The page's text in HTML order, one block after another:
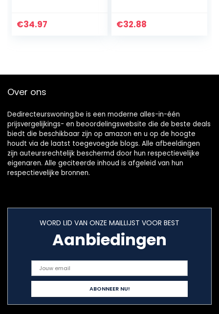
Huisstofmijtdichte
€34.97 €32.88
Over ons
Dedirecteurswoning.be is een moderne alles-in-één
prijsvergelijkings- en beoordelingswebsite die de beste deals
biedt die beschikbaar zijn op amazon en u op de hoogte
houdt via de laatst toegevoegde blogs. Alle afbeeldingen
zijn auteursrechtelijk beschermd door hun respectievelijke
eigenaren. Alle geciteerde inhoud is afgeleid van hun
respectievelijke bronnen.
WORD LID VAN ONZE MAILLIJST VOOR BEST
Aanbiedingen